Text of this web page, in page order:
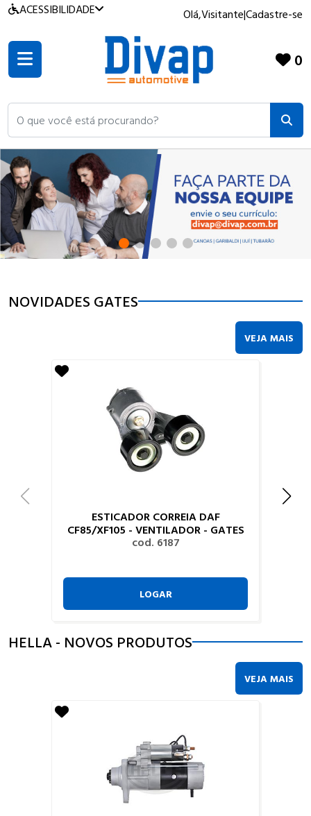
ACESSIBILIDADE Olá,Visitante|Cadastre-se
O que você está procurando?
0
NOVIDADES GATES
VEJA MAIS
ESTICADOR CORREIA DAF
CF85/XF105 - VENTILADOR - GATES
cod. 6187
LOGAR
HELLA - NOVOS PRODUTOS
VEJA MAIS